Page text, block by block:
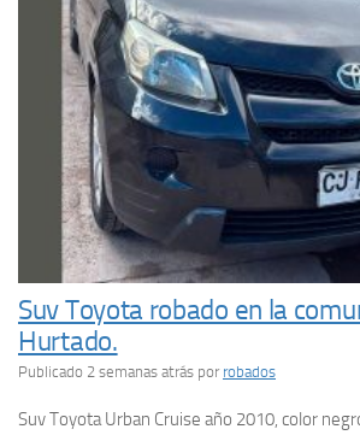
Suv Toyota robado en la
Hurtado.
Publicado 2 semanas atrás por robados
Suv Toyota Urban Cruise año 2010, color